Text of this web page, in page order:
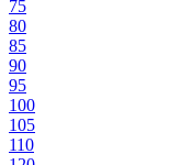
75
80
85
90
95
100
105
110